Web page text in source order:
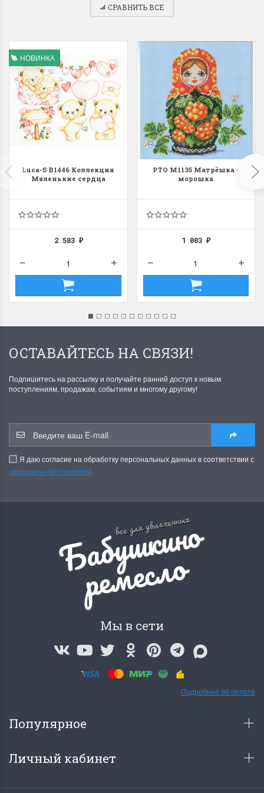
СРАВНИТЬ ВСЕ
НОВИНКА
Luca-S B1446 Коллекция
Маленькие сердца
2 583 ₽
РТО M1135 Матрёшка -
морошка
1 003₽
ОСТАВАЙТЕСЬ НА СВЯЗИ!
Подпишитесь на рассылку и получайте ранний доступ к новым
поступлениям, продажам, событиям и многому другому!
Я даю согласие на обработку персональных данных в соответствии с
официальной политикой
все для увлеченных
Б
а
б
у
ш
к
и
н
о
р
е
м
е
с
л
о
Мы в сети
Подробнее об оплате
Популярное
Личный кабинет